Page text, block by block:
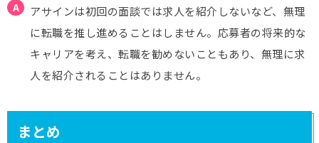
アサインは初回の面談では求人を紹介しないなど、無理
に転職を推し進めることはしません。応募者の将来的な
キャリアを考え、転職を勧めないこともあり、無理に求
人を紹介されることはありません。
まとめ